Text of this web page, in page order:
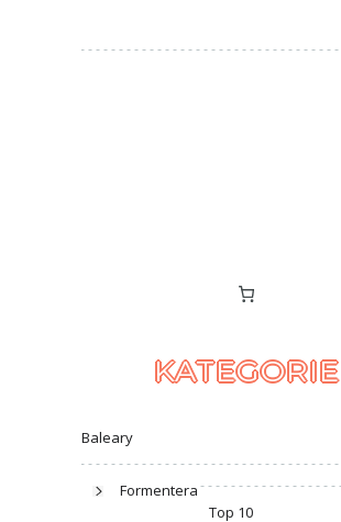
KATEGORIE
Baleary
Formentera
Top 10